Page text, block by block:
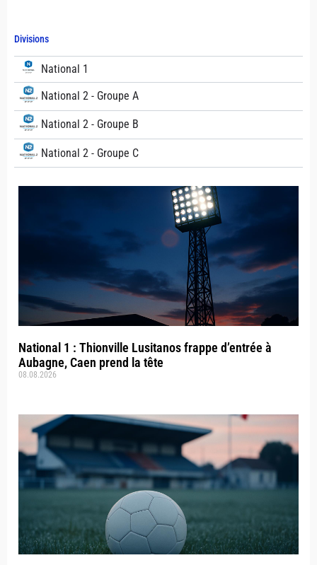
Divisions
National 1
National 2 - Groupe A
National 2 - Groupe B
National 2 - Groupe C
National 1 : Thionville Lusitanos frappe d’entrée à
Aubagne, Caen prend la tête
08.08.2026